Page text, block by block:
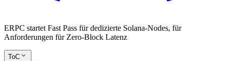
ERPC startet Fast Pass für dedizierte Solana-Nodes, für
Anforderungen für Zero-Block Latenz
ToC